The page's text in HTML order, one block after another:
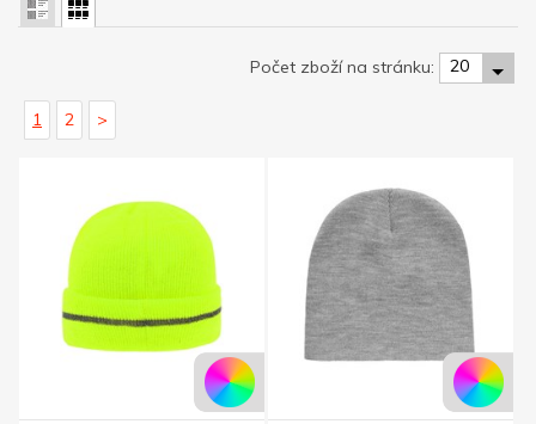
Počet zboží na stránku: 20
1 2 >